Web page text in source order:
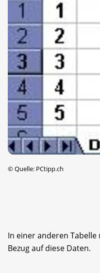
©Quelle: PCtipp.ch
In einer anderen Tabelle
Bezug auf diese Daten.